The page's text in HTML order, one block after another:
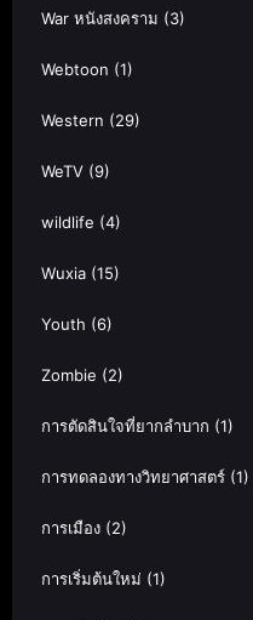
War หนังสงคราม (3)
Webtoon (1)
Western (29)
WeTV (9)
wildlife (4)
Wuxia (15)
Youth (6)
Zombie (2)
การตัดสินใจที่ยากลำบาก (1)
การทดลองทางวิทยาศาสตร์ (1)
การเมือง (2)
การเริ่มต้นใหม่ (1)